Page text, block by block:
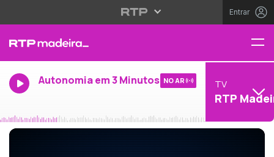
Entrar
Autonomia em 3 Minutos NO AR TV
RTP